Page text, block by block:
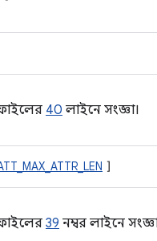
40 লাইনে সংজ্ঞা।
]
39 নম্বর লাইনে